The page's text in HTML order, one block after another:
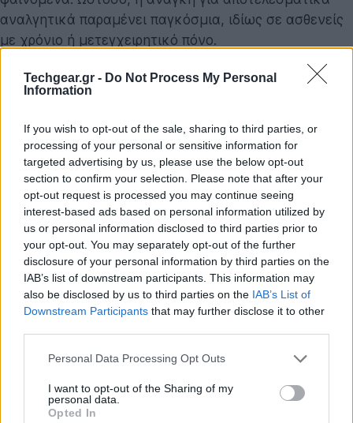
Techgear.gr - Do Not Process My Personal
Information
If you wish to opt-out of the sale, sharing to third parties, or
processing of your personal or sensitive information for
targeted advertising by us, please use the below opt-out
section to confirm your selection. Please note that after your
opt-out request is processed you may continue seeing
interest-based ads based on personal information utilized by
us or personal information disclosed to third parties prior to
your opt-out. You may separately opt-out of the further
disclosure of your personal information by third parties on the
IAB’s list of downstream participants. This information may
also be disclosed by us to third parties on the IAB’s List of
Downstream Participants that may further disclose it to other
Please note that this website/app uses one or more Google
not limited to your visit or usage behaviour. You may click to
grant or deny consent to Google and its third-party tags to
Personal Data Processing Opt Outs
I want to opt-out of the Sharing of my
personal data.
Opted In
αναλγητικά παραμένει παγκόσμια, ιδίως σε ασθενείς
με χρόνιο ή μετεγχειρητικό πόνο.
Η ερευνητική ομάδα τουKyoto University, με
επικεφαλής τον
να μιμηθούν την επίδραση της νοραδρεναλίνης
απευθείας, όπως συμβαίνει με άλλες ουσίες που
προκαλούν καρδιαγγειακή αστάθεια, οι επιστήμονες
εστίασαν στους υποδοχείς αδρενεργικού τύπου.
Συγκεκριμένα, διαπίστωσαν ότι η επιλεκτική
αναστολή των α2B-αδρενοϋποδοχείς οδηγεί σε
αύξηση της νοραδρεναλίνης, ενεργοποιώντας με
ασφάλεια τους α2A-adrenoceptors που συνδέονται με
την αναλγησία.